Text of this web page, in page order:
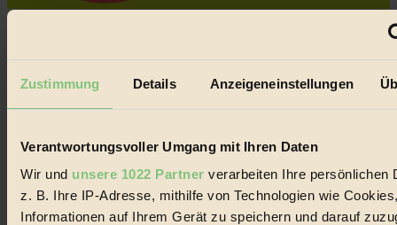
Zustimmung Details Anzeigeneinstellungen
Verantwortungsvoller Umgang mit Ihren Daten
Wir und unsere 1022 Partner verarbeiten Ihre persönlichen
z. B. Ihre IP-Adresse, mithilfe von Technologien wie
Informationen auf Ihrem Gerät zu speichern und darauf
Coverstory
Freilandhühnerbetrieb vorbeischauen.
GEMEIN:
Tropische Stechmücken fühlen sich in
Mitteleuropa inziwschen oft zu Hause.
GEMEINER:Es gibt nun Weinflaschen, die nach
Entleerung voll wieder zu dir zurückkommen.